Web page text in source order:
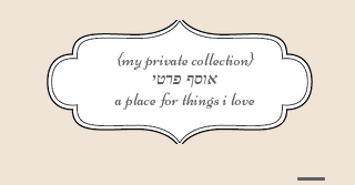
{my private collection}
אוסף פרטי
a place for things i love